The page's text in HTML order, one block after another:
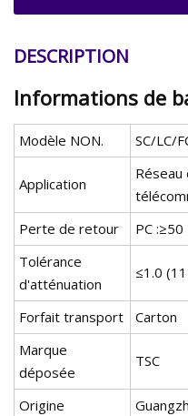
DESCRIPTION
Informations de
Modèle NON. SC/LC/
Application
Réseau
Perte de retour
PC
Tolérance
d'atténuation
≤1.0
Forfait transport
Carton
Marque
déposée
TSC
Origine